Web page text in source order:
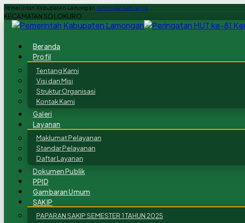
Pemerintah Kabupaten Lamongan lamongankab.go.id
KECAMATAN SOLOKURO
Beranda
Profil
Tentang Kami
Visi dan Misi
Struktur Organisasi
Kontak Kami
Galeri
Layanan
Maklumat Pelayanan
Standar Pelayanan
Daftar Layanan
Dokumen Publik
PPID
Gambaran Umum
SAKIP
PAPARAN SAKIP SEMESTER 1 TAHUN 2025